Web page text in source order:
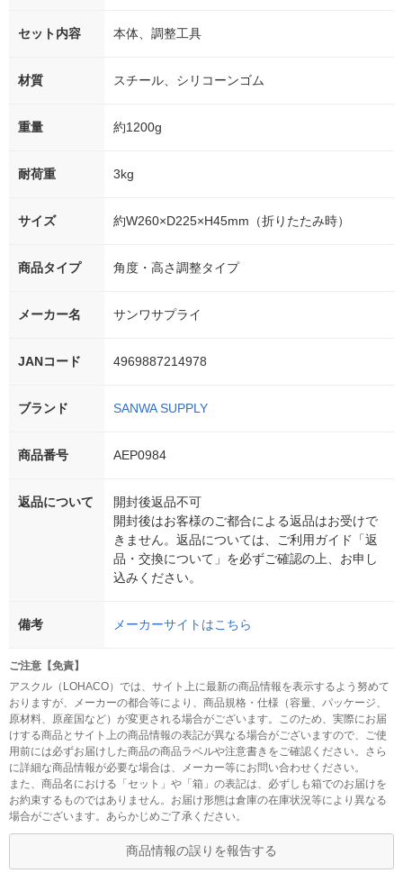
セット内容 本体、調整工具
材質 スチール、シリコーンゴム
重量 約1200g
耐荷重 3kg
サイズ 約W260×D225×H45mm（折りたたみ時）
商品タイプ 角度・高さ調整タイプ
メーカー名 サンワサプライ
JANコード 4969887214978
ブランド SANWA SUPPLY
商品番号 AEP0984
返品について
開封後返品不可
開封後はお客様のご都合による返品はお受けで
きません。返品については、ご利用ガイド「返
品・交換について」を必ずご確認の上、お申し
込みください。
備考 メーカーサイトはこちら
ご注意【免責】
アスクル（LOHACO）では、サイト上に最新の商品情報を表示するよう努めて
おりますが、メーカーの都合等により、商品規格・仕様（容量、パッケージ、
原材料、原産国など）が変更される場合がございます。このため、実際にお届
けする商品とサイト上の商品情報の表記が異なる場合がございますので、ご使
用前には必ずお届けした商品の商品ラベルや注意書きをご確認ください。さら
に詳細な商品情報が必要な場合は、メーカー等にお問い合わせください。
また、商品名における「セット」や「箱」の表記は、必ずしも箱でのお届けを
お約束するものではありません。お届け形態は倉庫の在庫状況等により異なる
場合がございます。あらかじめご了承ください。
商品情報の誤りを報告する